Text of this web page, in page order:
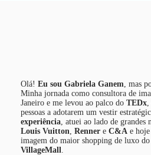
Olá! Eu sou Gabriela Ganem, mas
Minha jornada como consultora de
Janeiro e me levou ao palco do TEDx,
pessoas a adotarem um vestir
experiência, atuei ao lado de grandes
Louis Vuitton, Renner e C&A e
imagem do maior shopping de luxo
VillageMall.